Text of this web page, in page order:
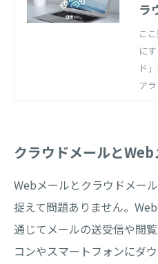
ラ
種
こ
に
ド
ド
い
ア
クラウドメールと
Webメールとクラウドメー
捉えて問題ありません。
通じてメールの送受信や閲
コンやスマートフォンにダ